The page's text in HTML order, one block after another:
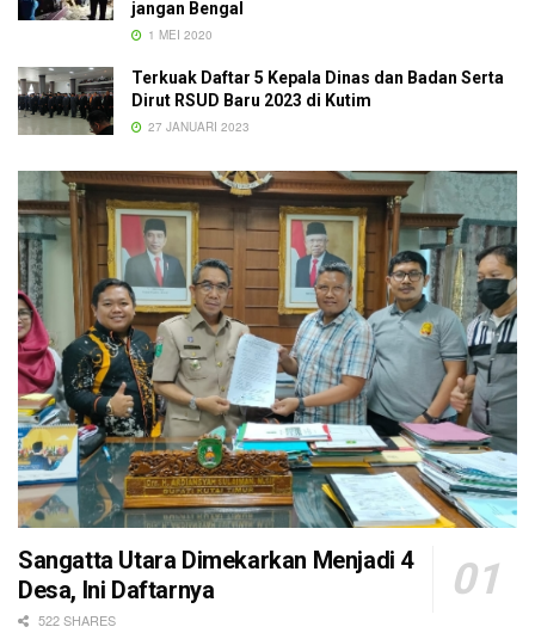
jangan Bengal
1 MEI 2020
Terkuak Daftar 5 Kepala Dinas dan Badan Serta
Dirut RSUD Baru 2023 di Kutim
27 JANUARI 2023
Sangatta Utara Dimekarkan Menjadi 4
Desa, Ini Daftarnya
522 SHARES